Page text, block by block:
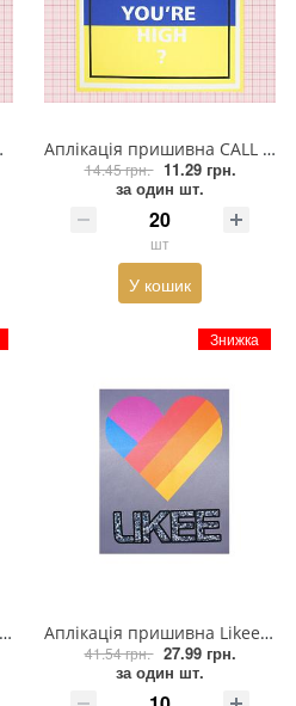
Аплікація пришивна CALL ME... 29,5*23,5см білий текст, червоний, синій, жовтий фони, чорна рамка, шт
14.45 грн. 11.29 грн.
за один шт.
шт
У кошик
Аплікація пришивна Likee Серце 19*24см, сірий фон, різнокольоровий, шт
41.54 грн.
Знижка
27.99 грн.
за один шт.